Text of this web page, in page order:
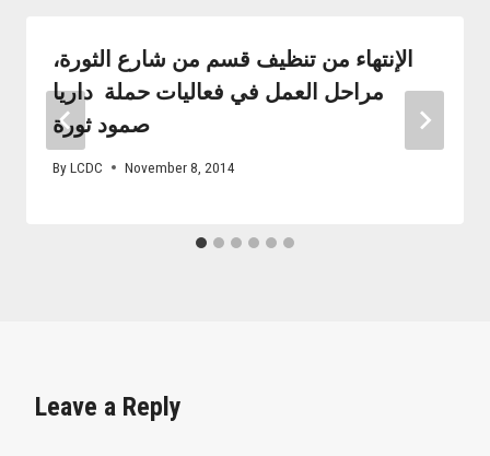
الإنتهاء من تنظيف قسم من شارع الثورة،
مراحل العمل في فعاليات حملة ‫ ‏داريا
ByLCDC November 8, 2014
Leave a Reply